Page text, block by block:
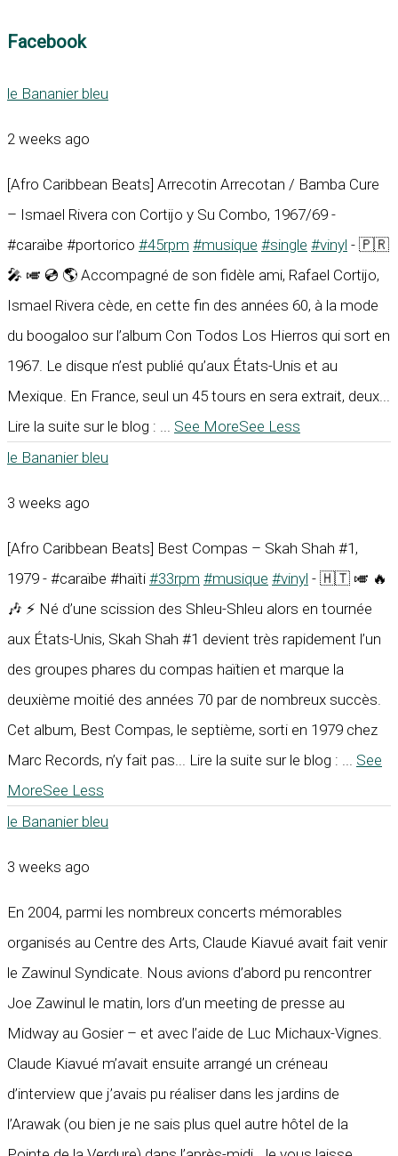
Facebook
le Bananier bleu
2 weeks ago
[Afro Caribbean Beats] Arrecotin Arrecotan / Bamba Cure
– Ismael Rivera con Cortijo y Su Combo, 1967/69 -
#caraïbe #portorico #45rpm #musique #single #vinyl - 🇵🇷
🎤 🎺 💿 🌎 Accompagné de son fidèle ami, Rafael Cortijo,
Ismael Rivera cède, en cette fin des années 60, à la mode
du boogaloo sur l’album Con Todos Los Hierros qui sort en
1967. Le disque n’est publié qu’aux États-Unis et au
Mexique. En France, seul un 45 tours en sera extrait, deux...
Lire la suite sur le blog :
See MoreSee Less
le Bananier bleu
3 weeks ago
[Afro Caribbean Beats] Best Compas – Skah Shah #1,
1979 - #caraïbe #haïti #33rpm #musique #vinyl - 🇭🇹 🎺 🔥
🎶 ⚡ Né d’une scission des Shleu-Shleu alors en tournée
aux États-Unis, Skah Shah #1 devient très rapidement l’un
des groupes phares du compas haïtien et marque la
deuxième moitié des années 70 par de nombreux succès.
Cet album, Best Compas, le septième, sorti en 1979 chez
Marc Records, n’y fait pas... Lire la suite sur le blog :
See
MoreSee Less
le Bananier bleu
3 weeks ago
En 2004, parmi les nombreux concerts mémorables
organisés au Centre des Arts, Claude Kiavué avait fait venir
le Zawinul Syndicate. Nous avions d’abord pu rencontrer
Joe Zawinul le matin, lors d’un meeting de presse au
Midway au Gosier – et avec l’aide de Luc Michaux-Vignes.
Claude Kiavué m’avait ensuite arrangé un créneau
d’interview que j’avais pu réaliser dans les jardins de
l’Arawak (ou bien je ne sais plus quel autre hôtel de la